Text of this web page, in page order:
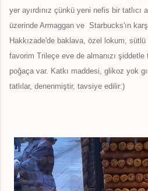
yer ayırdınız çünkü yeni nefis bir tatlıcı
üzerinde Armaggan ve Starbucks'ın
Hakkızade'de baklava, özel lokum,
favorim Trileçe eve de almanızı
poğaça var. Katkı maddesi, glikoz yok
tatlılar, denenmiştir, tavsiye edilir:)